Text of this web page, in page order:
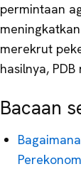
permintaan
merekrut
hasilnya,
Bacaan